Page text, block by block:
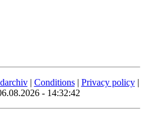
| Conditions| Privacy policy|
- 14:32:42